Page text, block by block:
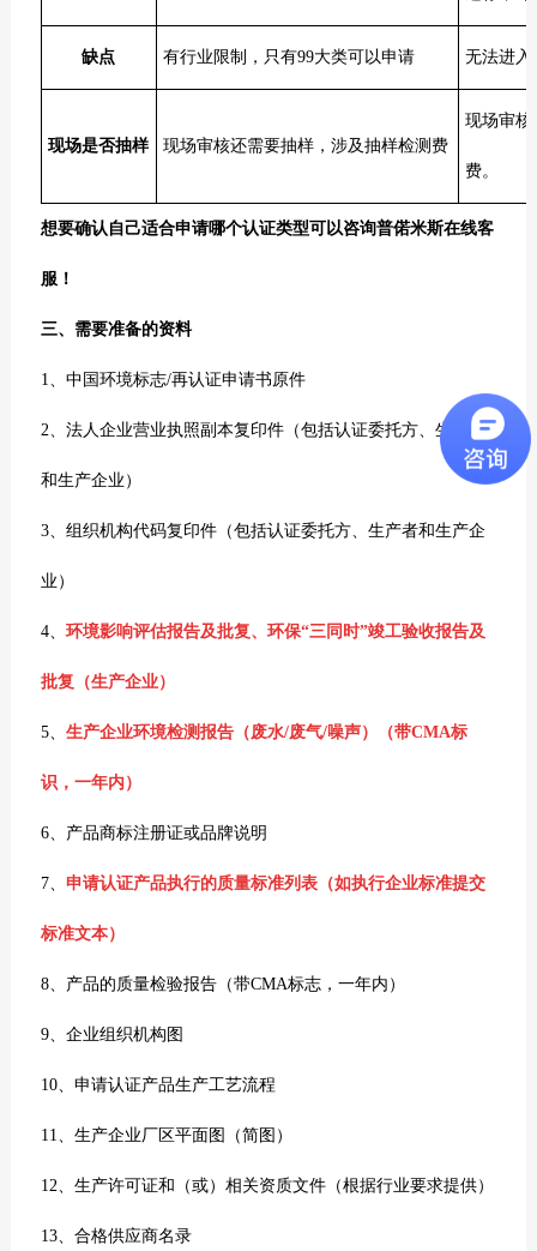
缺点 有行业限制，只有99大类可以申请 无法进入
现场是否抽样 现场审核还需要抽样，涉及抽样检测费
现场审核
费。
想要确认自己适合申请哪个认证类型可以咨询普偌米斯在线客
服！
三、需要准备的资料
1、中国环境标志/再认证申请书原件
2、法人企业营业执照副本复印件（包括认证委托方、生产者
和生产企业）
3、组织机构代码复印件（包括认证委托方、生产者和生产企
业）
4、 环境影响评估报告及批复、环保“三同时”竣工验收报告及
批复（生产企业）
5、 生产企业环境检测报告（废水/废气/噪声）（带CMA标
识，一年内）
6、产品商标注册证或品牌说明
7、 申请认证产品执行的质量标准列表（如执行企业标准提交
标准文本）
8、产品的质量检验报告（带CMA标志，一年内）
9、企业组织机构图
10、申请认证产品生产工艺流程
11、生产企业厂区平面图（简图）
12、生产许可证和（或）相关资质文件（根据行业要求提供）
13、合格供应商名录